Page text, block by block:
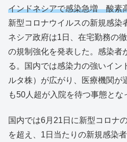
インドネシアで感染急増 酸素
新型コロナウイルスの新規感染
ネシア政府は1日、在宅勤務の
の規制強化を発表した。感染者
る。国内では感染力の強いイン
ルタ株）が広がり、医療機関が
も50人超が入院を待つ事態とな
国内では6月21日に新型コロナ
を超え、1日当たりの新規感染